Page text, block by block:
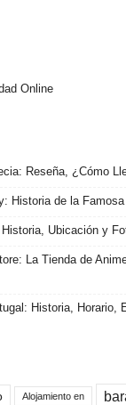
Online
Reseña, ¿Cómo
Historia de la
Ubicación y
La Tienda de
Historia, Horario,
Alojamiento en